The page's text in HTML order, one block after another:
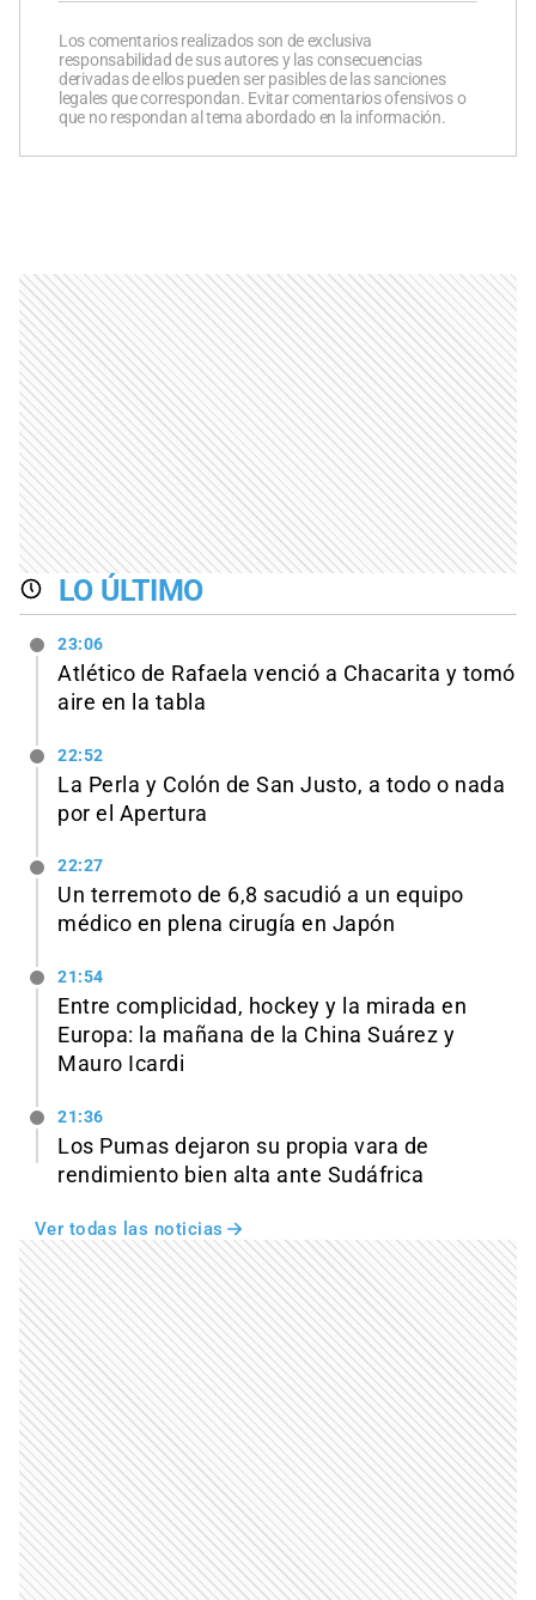
Los comentarios realizados son de exclusiva
responsabilidad de sus autores y las consecuencias
derivadas de ellos pueden ser pasibles de las sanciones
legales que correspondan. Evitar comentarios ofensivos o
que no respondan al tema abordado en la información.
LO ÚLTIMO
23:06
Atlético de Rafaela venció a Chacarita y tomó
aire en la tabla
22:52
La Perla y Colón de San Justo, a todo o nada
por el Apertura
22:27
Un terremoto de 6,8 sacudió a un equipo
médico en plena cirugía en Japón
21:54
Entre complicidad, hockey y la mirada en
Europa: la mañana de la China Suárez y
Mauro Icardi
21:36
Los Pumas dejaron su propia vara de
rendimiento bien alta ante Sudáfrica
Ver todas las noticias